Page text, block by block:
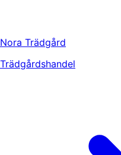
Nora Trädgård
Trädgårdshandel